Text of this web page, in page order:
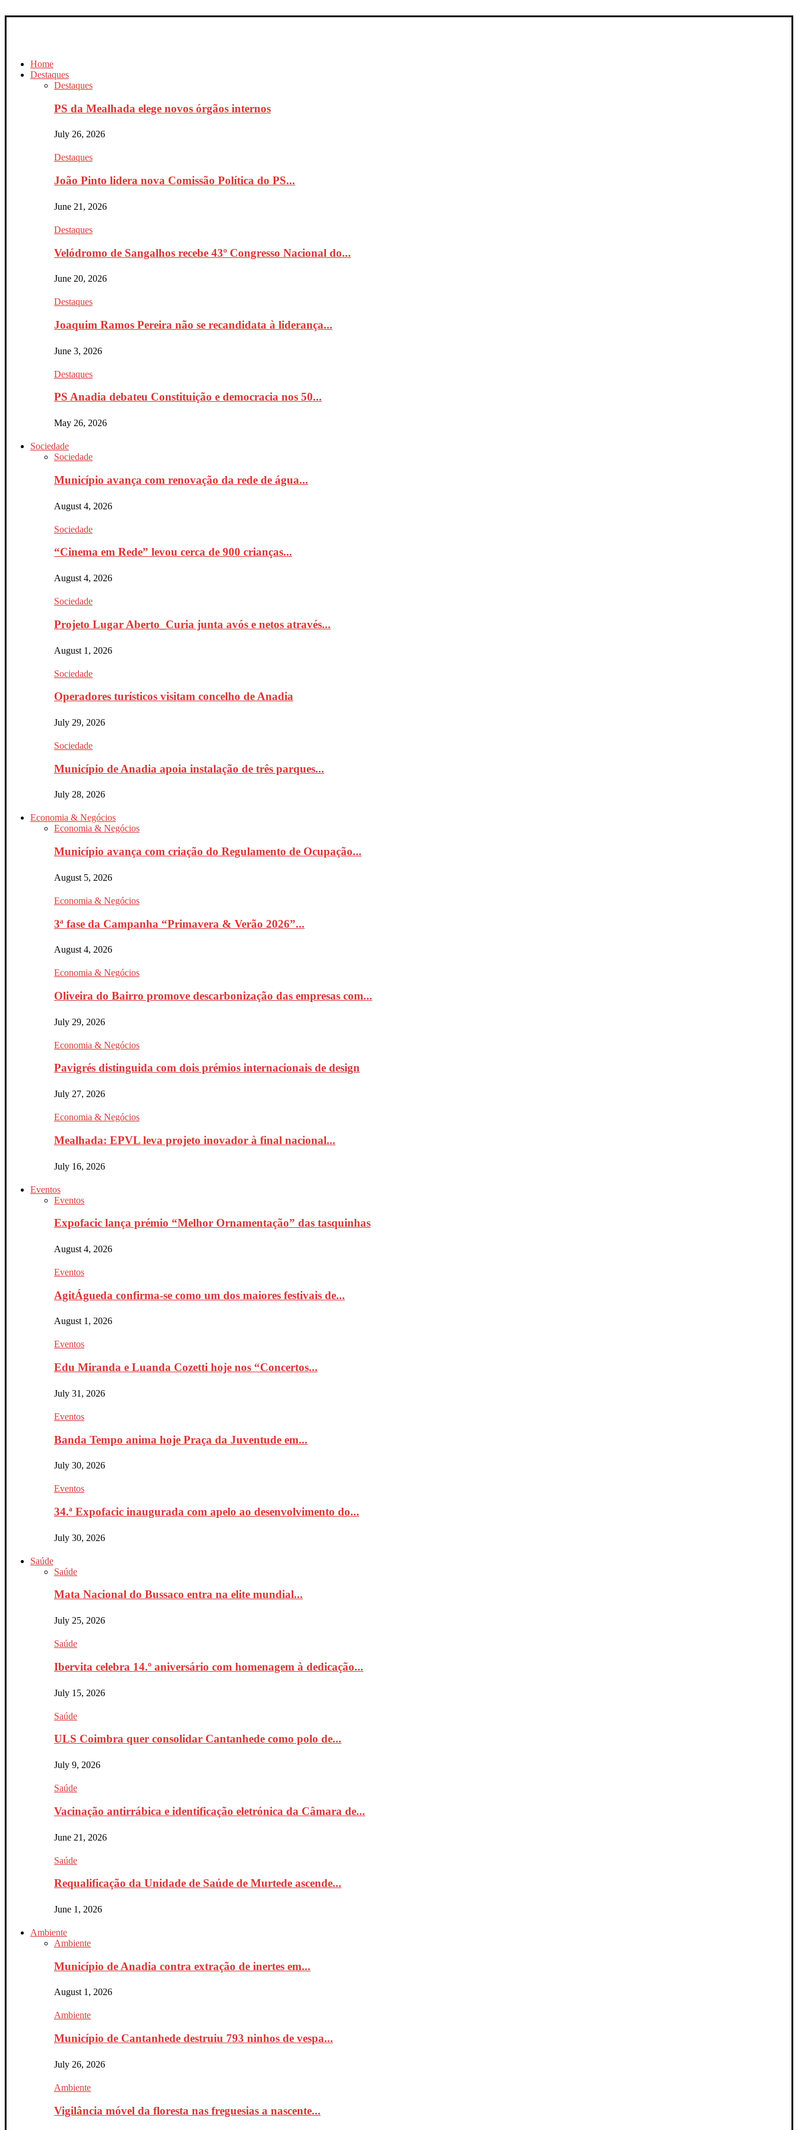
Home
Destaques
Destaques
PS da Mealhada elege novos órgãos internos
July 26, 2026
Destaques
João Pinto lidera nova Comissão Política do PS...
June 21, 2026
Destaques
Velódromo de Sangalhos recebe 43º Congresso Nacional do...
June 20, 2026
Destaques
Joaquim Ramos Pereira não se recandidata à liderança...
June 3, 2026
Destaques
PS Anadia debateu Constituição e democracia nos 50...
May 26, 2026
Sociedade
Sociedade
Município avança com renovação da rede de água...
August 4, 2026
Sociedade
“Cinema em Rede” levou cerca de 900 crianças...
August 4, 2026
Sociedade
Projeto Lugar Aberto_Curia junta avós e netos através...
August 1, 2026
Sociedade
Operadores turísticos visitam concelho de Anadia
July 29, 2026
Sociedade
Município de Anadia apoia instalação de três parques...
July 28, 2026
Economia & Negócios
Economia & Negócios
Município avança com criação do Regulamento de Ocupação...
August 5, 2026
Economia & Negócios
3ª fase da Campanha “Primavera & Verão 2026”...
August 4, 2026
Economia & Negócios
Oliveira do Bairro promove descarbonização das empresas com...
July 29, 2026
Economia & Negócios
Pavigrés distinguida com dois prémios internacionais de design
July 27, 2026
Economia & Negócios
Mealhada: EPVL leva projeto inovador à final nacional...
July 16, 2026
Eventos
Eventos
Expofacic lança prémio “Melhor Ornamentação” das tasquinhas
August 4, 2026
Eventos
AgitÁgueda confirma-se como um dos maiores festivais de...
August 1, 2026
Eventos
Edu Miranda e Luanda Cozetti hoje nos “Concertos...
July 31, 2026
Eventos
Banda Tempo anima hoje Praça da Juventude em...
July 30, 2026
Eventos
34.ª Expofacic inaugurada com apelo ao desenvolvimento do...
July 30, 2026
Saúde
Saúde
Mata Nacional do Bussaco entra na elite mundial...
July 25, 2026
Saúde
Ibervita celebra 14.º aniversário com homenagem à dedicação...
July 15, 2026
Saúde
ULS Coimbra quer consolidar Cantanhede como polo de...
July 9, 2026
Saúde
Vacinação antirrábica e identificação eletrónica da Câmara de...
June 21, 2026
Saúde
Requalificação da Unidade de Saúde de Murtede ascende...
June 1, 2026
Ambiente
Ambiente
Município de Anadia contra extração de inertes em...
August 1, 2026
Ambiente
Município de Cantanhede destruiu 793 ninhos de vespa...
July 26, 2026
Ambiente
Vigilância móvel da floresta nas freguesias a nascente...